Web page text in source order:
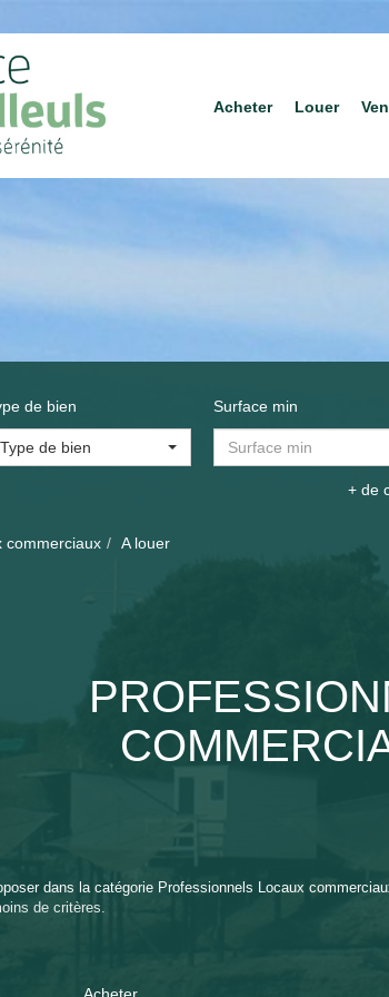
Acheter Louer
de bien
Type de bien
Surface min
+ de
commerciaux A louer
dans la catégorie Professionnels Locaux
de critères.